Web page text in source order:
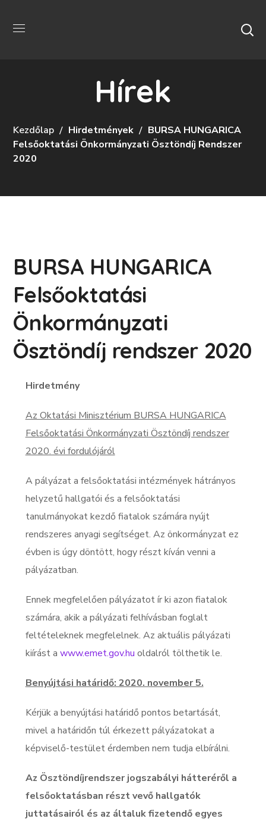
Hírek
Kezdőlap Hirdetmények
BURSA HUNGARICA
Felsőoktatási Önkormányzati Ösztöndíj Rendszer
2020
BURSA HUNGARICA
Felsőoktatási
Önkormányzati
Ösztöndíj rendszer 2020
Hirdetmény
Az Oktatási Minisztérium BURSA HUNGARICA
Felsőoktatási Önkormányzati Ösztöndíj rendszer
2020. évi fordulójáról
A pályázat a felsőoktatási intézmények hátrányos
helyzetű hallgatói és a felsőoktatási
tanulmányokat kezdő fiatalok számára nyújt
rendszeres anyagi segítséget. Az önkormányzat ez
évben is úgy döntött, hogy részt kíván venni a
pályázatban.
Ennek megfelelően pályázatot ír ki azon fiatalok
számára, akik a pályázati felhívásban foglalt
feltételeknek megfelelnek. Az aktuális pályázati
kiírást a www.emet.gov.hu oldalról tölthetik le.
Benyújtási határidő: 2020. november 5.
Kérjük a benyújtási határidő pontos betartását,
mivel a határidőn túl érkezett pályázatokat a
képviselő-testület érdemben nem tudja elbírálni.
Az Ösztöndíjrendszer jogszabályi hátteréről a
felsőoktatásban részt vevő hallgatók
juttatásairól és az általuk fizetendő egyes